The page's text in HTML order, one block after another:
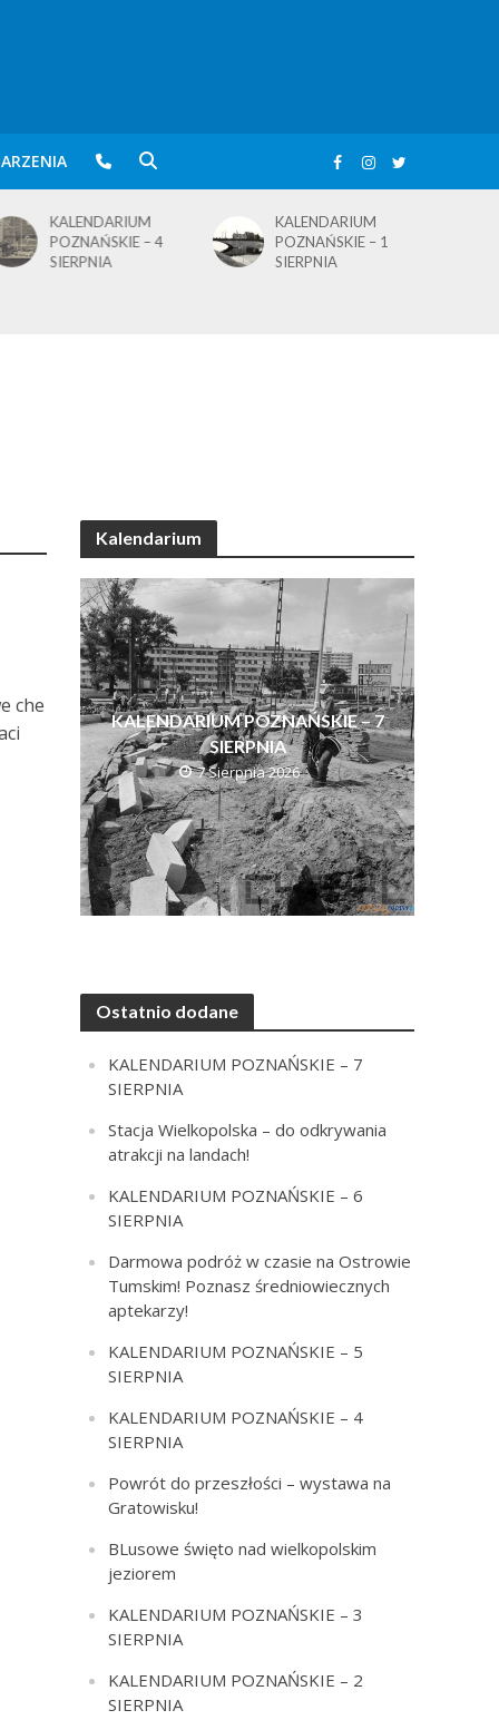
KALENDARIUM
POZNAŃSKIE – 4
SIERPNIA
KALENDARIUM
POZNAŃSKIE – 1
SIERPNIA
che
Kalendarium
KALENDARIUM POZNAŃSKIE – 7
SIERPNIA
7 Sierpnia 2026
Ostatnio dodane
KALENDARIUM POZNAŃSKIE – 7
SIERPNIA
Stacja Wielkopolska – do odkrywania
atrakcji na landach!
KALENDARIUM POZNAŃSKIE – 6
SIERPNIA
Darmowa podróż w czasie na Ostrowie
Tumskim! Poznasz średniowiecznych
aptekarzy!
KALENDARIUM POZNAŃSKIE – 5
SIERPNIA
KALENDARIUM POZNAŃSKIE – 4
SIERPNIA
Powrót do przeszłości – wystawa na
Gratowisku!
BLusowe święto nad wielkopolskim
jeziorem
KALENDARIUM POZNAŃSKIE – 3
SIERPNIA
KALENDARIUM POZNAŃSKIE – 2
SIERPNIA